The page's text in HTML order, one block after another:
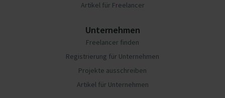
Artikel für Freelancer
Unternehmen
Freelancer finden
Registrierung für Unternehmen
Projekte ausschreiben
Artikel für Unternehmen